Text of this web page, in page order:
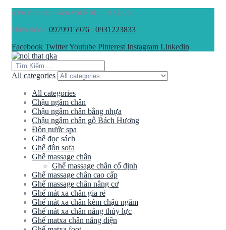
Yên tâm mua sắm với Nội Thất QKA
Điện thoại: 0979915976 /0931223833
Facebook TwitterYoutube Pinterest Instagram Linkedin
All categories
All categories
Chậu ngâm chân
Chậu ngâm chân bằng nhựa
Chậu ngâm chân gỗ Bách Hương
Đôn nước spa
Ghế đọc sách
Ghế đôn sofa
Ghế massage chân
Ghế massage chân cố định
Ghế massage chân cao cấp
Ghế massage chân nâng cơ
Ghế mát xa chân gia rẻ
Ghế mát xa chân kèm chậu ngâm
Ghế mát xa chân nâng thủy lực
Ghế matxa chân nâng điện